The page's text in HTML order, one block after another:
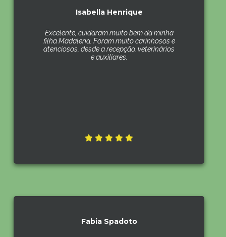
Isabella Henrique
Excelente, cuidaram muito bem da minha
filha Madalena. Foram muito carinhosos e
atenciosos, desde a recepção, veterinários
e auxiliares.
Fabia Spadoto